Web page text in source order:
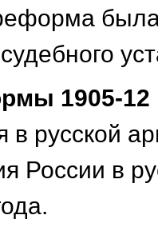
1905-12
в русской
России в